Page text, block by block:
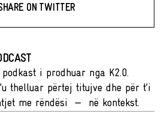
ON TWITTER
podkast i prodhuar nga K2.0.
thelluar përtej titujve dhe për t’i
me rëndësi — në kontekst.